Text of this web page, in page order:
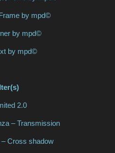
by mpd©
by mpd©
by mpd©
2.0
– Transmission
Cross shadow